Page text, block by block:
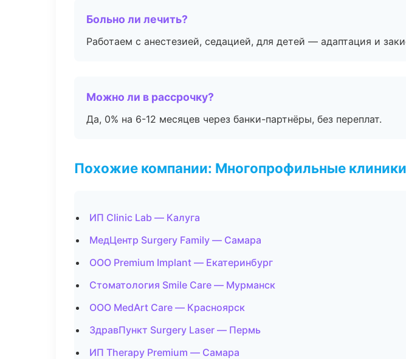
Больно ли лечить?
Работаем с анестезией, седацией, для детей — адаптация и
Можно ли в рассрочку?
Да, 0% на 6-12 месяцев через банки-партнёры, без переплат.
Похожие компании: Многопрофильные клиники
ИП Clinic Lab — Калуга
МедЦентр Surgery Family — Самара
ООО Premium Implant — Екатеринбург
Стоматология Smile Care — Мурманск
ООО MedArt Care — Красноярск
ЗдравПункт Surgery Laser — Пермь
ИП Therapy Premium — Самара